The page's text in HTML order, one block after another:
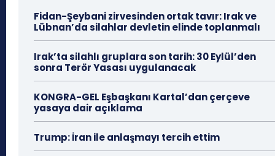
Fidan-Şeybani zirvesinden ortak tavır: Irak ve
Lübnan’da silahlar devletin elinde toplanmalı
Irak’ta silahlı gruplara son tarih: 30 Eylül’den
sonra Terör Yasası uygulanacak
KONGRA-GEL Eşbaşkanı Kartal’dan çerçeve
yasaya dair açıklama
Trump: İran ile anlaşmayı tercih ettim